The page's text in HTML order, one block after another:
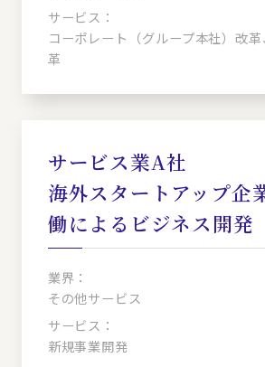
サービス：
コーポレート（グループ本社）改
革
サービス業A社
海外スタートアップ企
働によるビジネス開発
業界：
その他サービス
サービス：
新規事業開発